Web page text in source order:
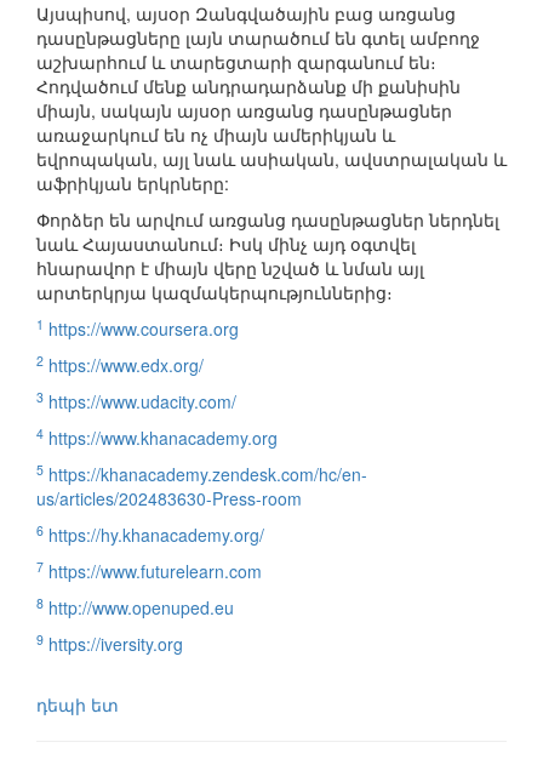
Այսպիսով, այսօր Զանգվածային բաց առցանց
դասընթացները լայն տարածում են գտել ամբողջ
աշխարհում և տարեցտարի զարգանում են։
Հոդվածում մենք անդրադարձանք մի քանիսին
միայն, սակայն այսօր առցանց դասընթացներ
առաջարկում են ոչ միայն ամերիկյան և
եվրոպական, այլ նաև ասիական, ավստրալական և
աֆրիկյան երկրները:
Փորձեր են արվում առցանց դասընթացներ ներդնել
նաև Հայաստանում։ Իսկ մինչ այդ օգտվել
հնարավոր է միայն վերը նշված և նման այլ
արտերկրյա կազմակերպություններից։
1 https://www.coursera.org
2 https://www.edx.org/
3 https://www.udacity.com/
4 https://www.khanacademy.org
5 https://khanacademy.zendesk.com/hc/en-
us/articles/202483630-Press-room
6 https://hy.khanacademy.org/
7 https://www.futurelearn.com
8 http://www.openuped.eu
9 https://iversity.org
դեպի ետ